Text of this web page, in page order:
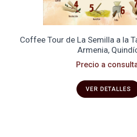
Coffee Tour de La Semilla a la
Armenia,
Precio a
VER DETALLES